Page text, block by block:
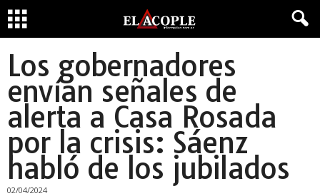
Los gobernadores
envían señales de
alerta a Casa Rosada
por la crisis: Sáenz
habló de los jubilados
02/04/2024